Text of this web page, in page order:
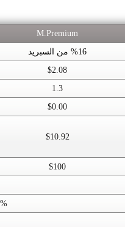
M.Premium
%16 من السبريد
$2.08
1.3
$0.00
$10.92
$100